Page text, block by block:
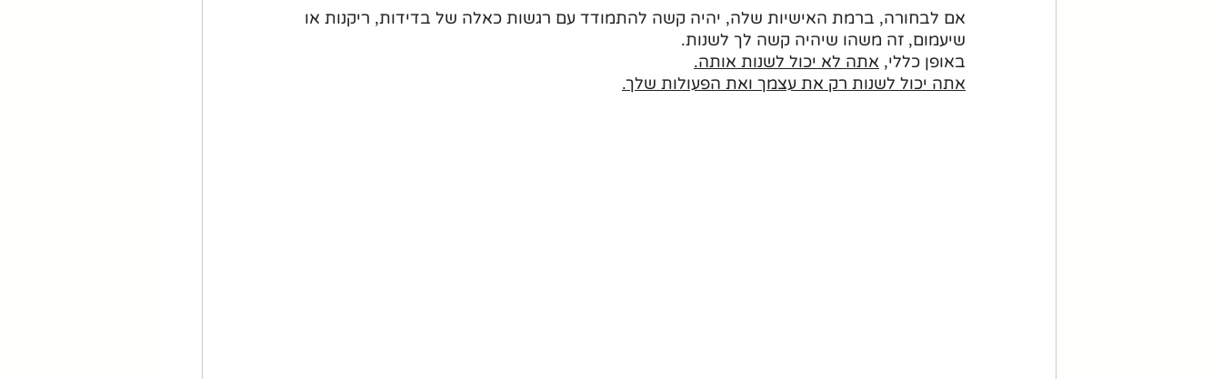
אם לבחורה, ברמת האישיות שלה, יהיה קשה להתמודד עם רגשות כאלה של בדידות, ריקנות או
שיעמום, זה משהו שיהיה קשה לך לשנות.
באופן כללי, אתה לא יכול לשנות אותה.
אתה יכול לשנות רק את עצמך ואת הפעולות שלך.